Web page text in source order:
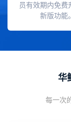
员有效期内免费
新版功能。
华
每一次